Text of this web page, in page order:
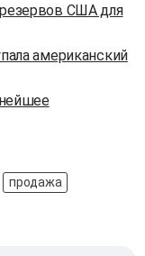
США для
американский
продажа